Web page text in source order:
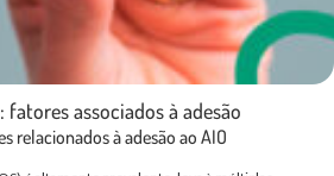
associados à adesão
relacionados à adesão ao AIO